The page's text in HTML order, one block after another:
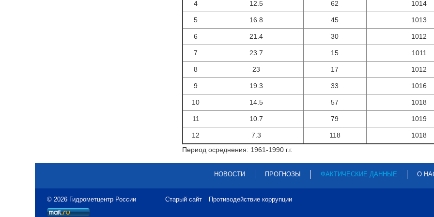
4 12.5 62 1014
5 16.8 45 1013
6 21.4 30 1012
7 23.7 15 1011
8 23 17 1012
9 19.3 33 1016
10 14.5 57 1018
11 10.7 79 1019
12 7.3 118
1018
Период осреднения: 1961-1990 г.г.
НОВОСТИ ПРОГНОЗЫ ФАКТИЧЕСКИЕ ДАННЫЕ О
© 2026 Гидрометцентр России Старый сайт Противодействие коррупции